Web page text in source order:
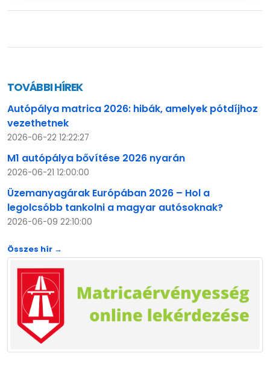
TOVÁBBI HÍREK
Autópálya matrica 2026: hibák, amelyek pótdíjhoz
vezethetnek
2026-06-22 12:22:27
M1 autópálya bővítése 2026 nyarán
2026-06-21 12:00:00
Üzemanyagárak Európában 2026 – Hol a
legolcsóbb tankolni a magyar autósoknak?
2026-06-09 22:10:00
Összes hír →